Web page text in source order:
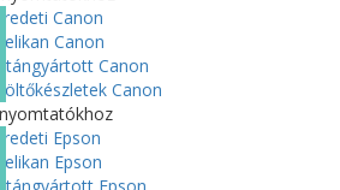
Eredeti Canon
Pelikan Canon
Utángyártott Canon
Töltőkészletek Canon
nyomtatókhoz
Eredeti Epson
Pelikan Epson